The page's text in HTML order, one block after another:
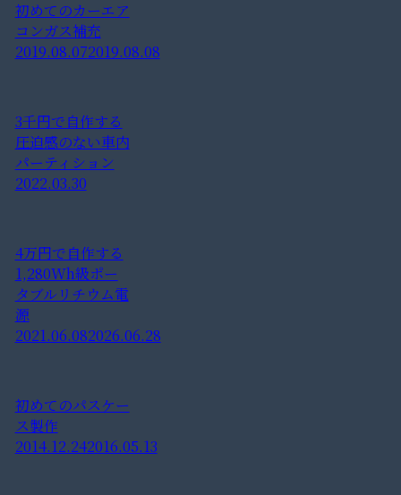
初めてのカーエア
コンガス補充
2019.08.072019.08.08
3千円で自作する
圧迫感のない車内
パーティション
2022.03.30
4万円で自作する
1,280Wh級ポー
タブルリチウム電
源
2021.06.082026.06.28
初めてのパスケー
ス製作
2014.12.242016.05.13